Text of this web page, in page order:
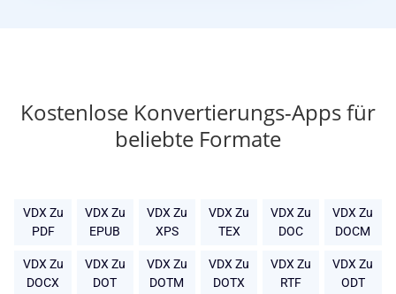
Kostenlose Konvertierungs-Apps für
beliebte Formate
VDX Zu
PDF
VDX Zu
EPUB
VDX Zu
XPS
VDX Zu
TEX
VDX Zu
DOC
VDX Zu
DOCM
VDX Zu
DOCX
VDX Zu
DOT
VDX Zu
DOTM
VDX Zu
DOTX
VDX Zu
RTF
VDX Zu
ODT